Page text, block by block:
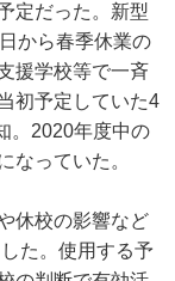
定だった。新型
から春季休業の
援学校等で一斉
初予定していた4
。2020年度中の
なっていた。
休校の影響など
た。使用する予